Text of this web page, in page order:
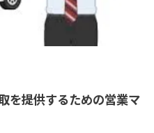
を提供するための営業マ